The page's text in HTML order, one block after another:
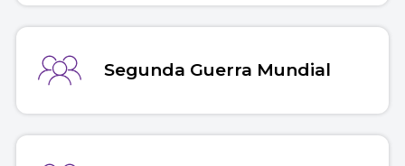
Segunda Guerra Mundial